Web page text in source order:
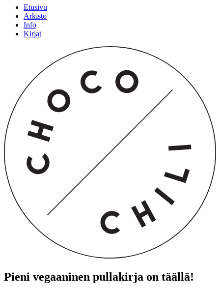
Etusivu
Arkisto
Info
Kirjat
Pieni vegaaninen pullakirja on täällä!